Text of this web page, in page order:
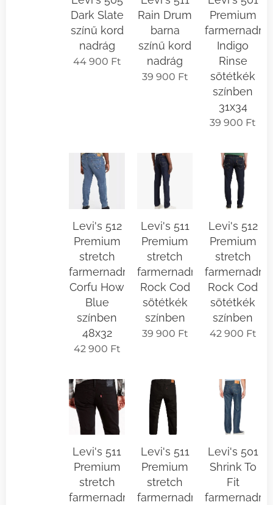
Dark Slate
színű kord
nadrág
44 900 Ft
Rain Drum
barna
színű kord
nadrág
39 900 Ft
Premium
Indigo
Rinse
sötétkék
színben
31x34
39 900 Ft
Levi's 512
Premium
stretch
farmernadrág
Corfu How
Blue
színben
48x32
42 900 Ft
Levi's 511
Premium
stretch
farmernadrág
Rock Cod
sötétkék
színben
39 900 Ft
Levi's 512
Premium
stretch
Rock Cod
sötétkék
színben
42 900 Ft
Levi's 511
Premium
stretch
farmernadrág
Levi's 511
Premium
stretch
farmernadrág
Levi's 501
Shrink To
Fit